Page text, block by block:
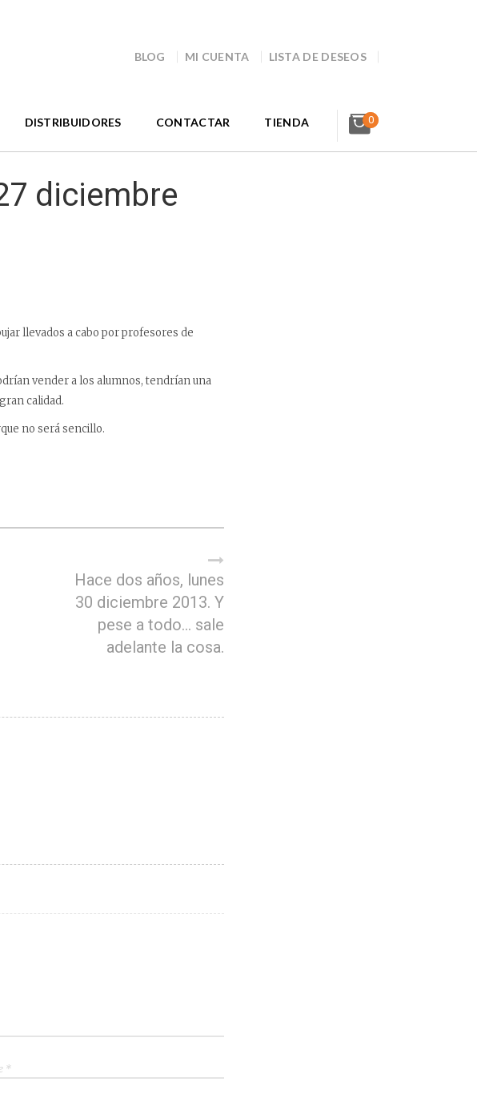
BLOG MI CUENTA LISTA DE DESEOS
DISTRIBUIDORES CONTACTAR TIENDA 0
diciembre
llevados a cabo por profesores de
vender a los alumnos, tendrían una
calidad.
no será sencillo.
Hace dos años, lunes
30 diciembre 2013. Y
pese a todo… sale
adelante la cosa.